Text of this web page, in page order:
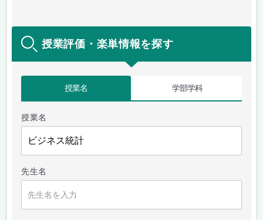
授業評価・楽単情報を探す
授業名 学部学科
授業名
先生名